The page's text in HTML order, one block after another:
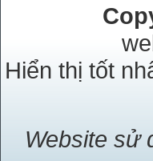
Hiển thị tốt
Website sử